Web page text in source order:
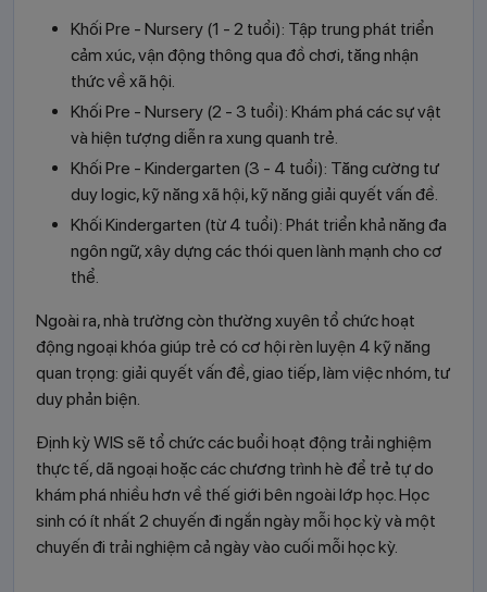
Khối Pre - Nursery (1 - 2 tuổi): Tập trung phát triển
cảm xúc, vận động thông qua đồ chơi, tăng nhận
thức về xã hội.
Khối Pre - Nursery (2 - 3 tuổi): Khám phá các sự vật
và hiện tượng diễn ra xung quanh trẻ.
Khối Pre - Kindergarten (3 - 4 tuổi): Tăng cường tư
duy logic, kỹ năng xã hội, kỹ năng giải quyết vấn đề.
Khối Kindergarten (từ 4 tuổi): Phát triển khả năng đa
ngôn ngữ, xây dựng các thói quen lành mạnh cho cơ
thể.
Ngoài ra, nhà trường còn thường xuyên tổ chức hoạt
động ngoại khóa giúp trẻ có cơ hội rèn luyện 4 kỹ năng
quan trọng: giải quyết vấn đề, giao tiếp, làm việc nhóm, tư
duy phản biện.
Định kỳ WIS sẽ tổ chức các buổi hoạt động trải nghiệm
thực tế, dã ngoại hoặc các chương trình hè để trẻ tự do
khám phá nhiều hơn về thế giới bên ngoài lớp học. Học
sinh có ít nhất 2 chuyến đi ngắn ngày mỗi học kỳ và một
chuyến đi trải nghiệm cả ngày vào cuối mỗi học kỳ.